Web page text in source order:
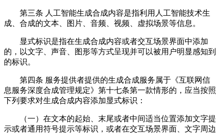
第三条 人工智能生成合成内容是指利用人工智能技术生
成、合成的文本、图片、音频、视频、虚拟场景等信息。
显式标识是指在生成合成内容或者交互场景界面中添加
的，以文字、声音、图形等方式呈现并可以被用户明显感知到
的标识。
第四条 服务提供者提供的生成合成服务属于《互联网信
息服务深度合成管理规定》第十七条第一款情形的，应当按照
下列要求对生成合成内容添加显式标识：
（一）在文本的起始、末尾或者中间适当位置添加文字提
示或者通用符号提示等标识，或者在交互场景界面、文字周边